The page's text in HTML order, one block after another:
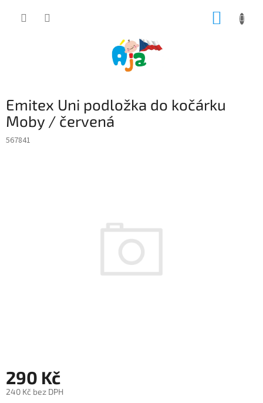
Emitex Uni podložka do kočárku
Moby / červená
567841
290 Kč
240 Kč bez DPH